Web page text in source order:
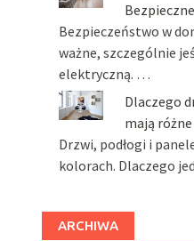
Bezpieczeństwo w
ważne, szczególnie
elektryczną. …
Dlaczego
mają
Drzwi, podłogi i
kolorach. Dlaczego
ARCHIWA